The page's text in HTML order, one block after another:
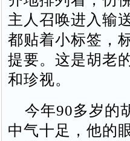
主人召唤进入输
都贴着小标签，
提要。这是胡老
和珍视。
今年90多岁的
中气十足，他的